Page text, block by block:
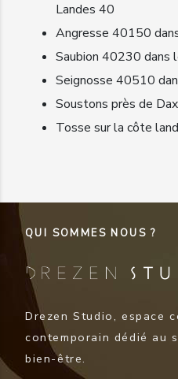
Landes 40
Angresse 40150
Saubion 40230 dans
Seignosse 40510
Soustons près de
Tosse sur la côte
QUI SOMMES NOUS ?
Drezen Studio, espace
contemporain dédié au
bien-être.